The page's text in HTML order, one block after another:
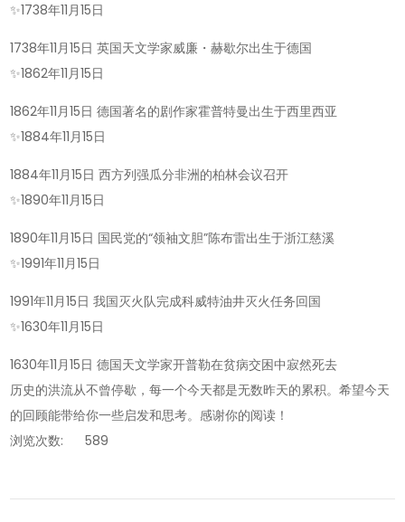
✨1738年11月15日
1738年11月15日 英国天文学家威廉・赫歇尔出生于德国
✨1862年11月15日
1862年11月15日 德国著名的剧作家霍普特曼出生于西里西亚
✨1884年11月15日
1884年11月15日 西方列强瓜分非洲的柏林会议召开
✨1890年11月15日
1890年11月15日 国民党的“领袖文胆”陈布雷出生于浙江慈溪
✨1991年11月15日
1991年11月15日 我国灭火队完成科威特油井灭火任务回国
✨1630年11月15日
1630年11月15日 德国天文学家开普勒在贫病交困中寂然死去
历史的洪流从不曾停歇，每一个今天都是无数昨天的累积。希望今天
的回顾能带给你一些启发和思考。感谢你的阅读！
浏览次数:
589